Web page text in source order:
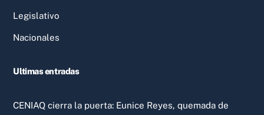
Legislativo
Nacionales
Ultimas entradas
CENIAQ cierra la puerta: Eunice Reyes, quemada de